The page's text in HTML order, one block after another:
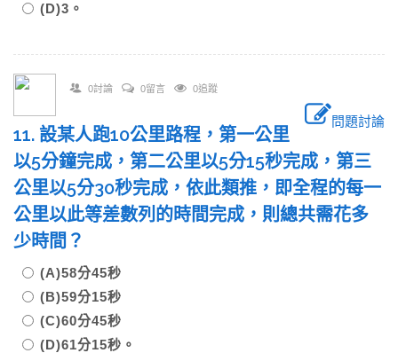
(D)3。
0討論 0留言 0追蹤
問題討論
11. 設某人跑10公里路程，第一公里
以5分鐘完成，第二公里以5分15秒完成，第三
公里以5分30秒完成，依此類推，即全程的每一
公里以此等差數列的時間完成，則總共需花多
少時間？
(A)58分45秒
(B)59分15秒
(C)60分45秒
(D)61分15秒。